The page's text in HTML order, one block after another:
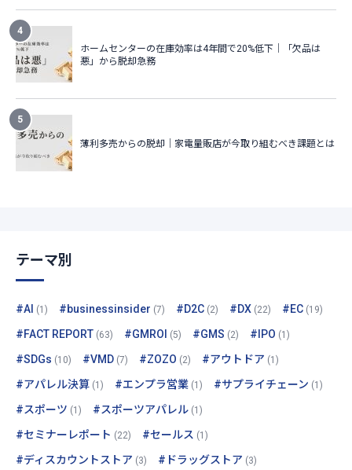
テーマ別
#AI (1) #businessinsider (7) #D2C (2) #DX (22) #EC (19)
#FACT REPORT (63) #GMROI (5) #GMS (2) #IPO (1)
#SDGs (10) #VMD (7) #ZOZO (2) #アウトドア (1)
#アパレル決算 (1) #エンプラ営業 (1) #サプライチェーン (1)
#スポーツ (1) #スポーツアパレル (1)
#セミナーレポート (22) #セールス (1)
#ディスカウントストア (3) #ドラッグストア (3)